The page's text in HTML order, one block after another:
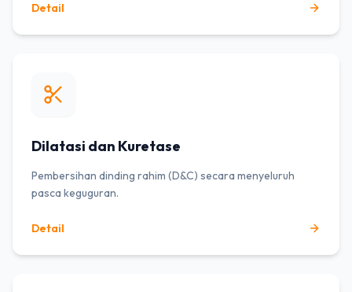
Detail
Dilatasi dan Kuretase
Pembersihan dinding rahim (D&C) secara menyeluruh
pasca keguguran.
Detail